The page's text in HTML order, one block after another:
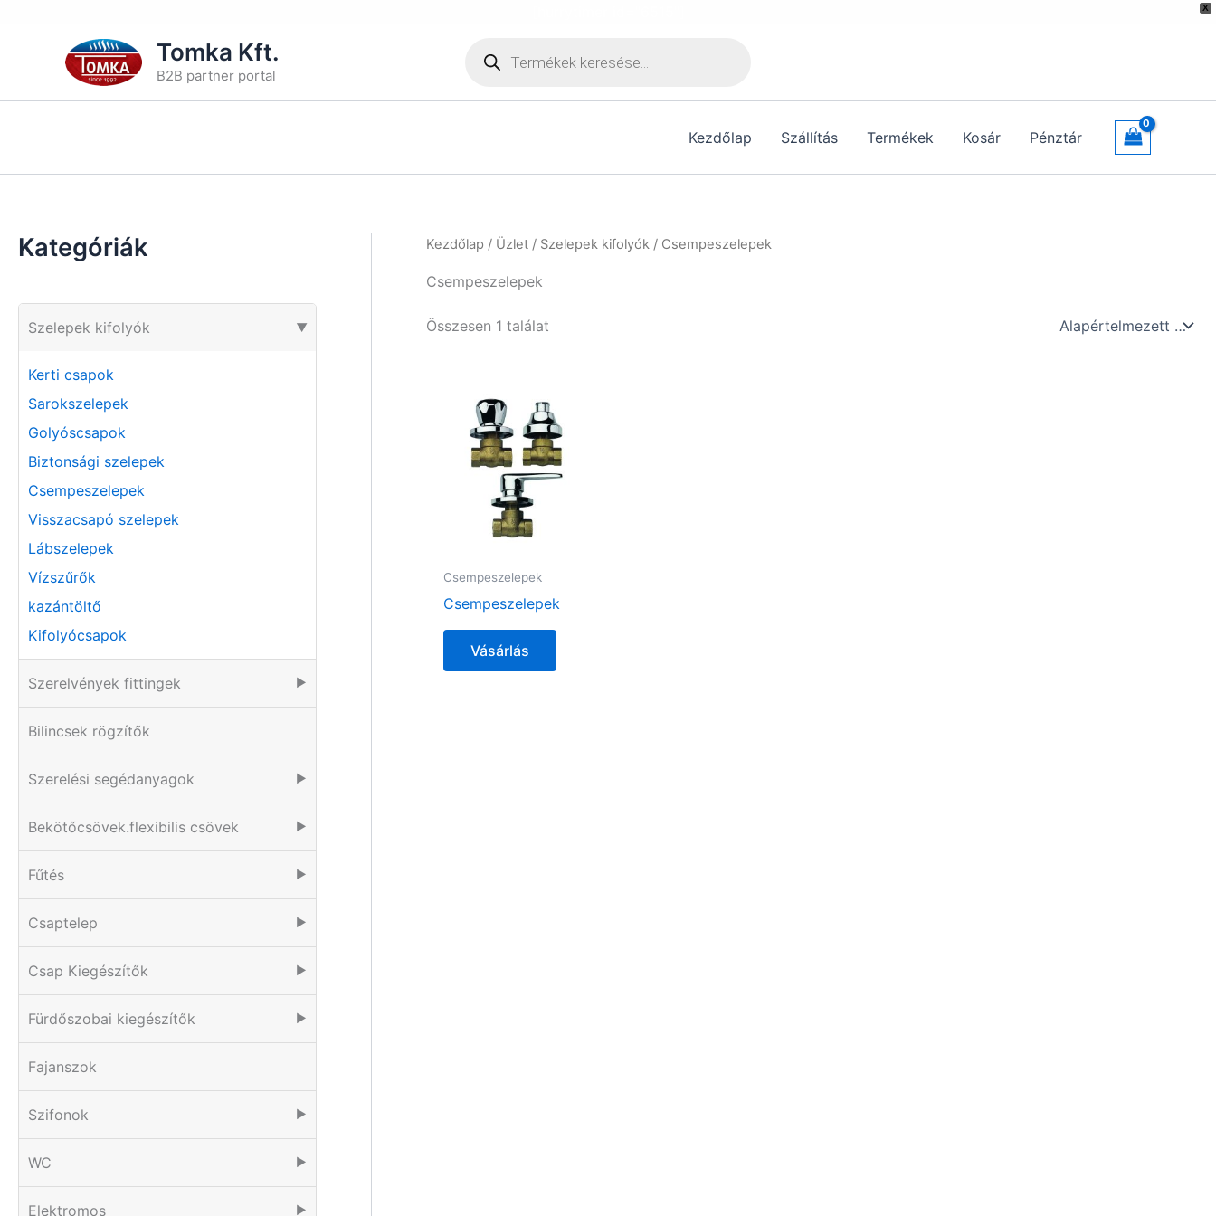
X
Tomka Kft.
B2B partner portal
search
Kezdőlap Szállítás Termékek Kosár Pénztár
Kategóriák
Szelepek kifolyók ▶
Kerti csapok
Sarokszelepek
Golyóscsapok
Biztonsági szelepek
Csempeszelepek
Visszacsapó szelepek
Lábszelepek
Vízszűrők
kazántöltő
Kifolyócsapok
Szerelvények fittingek ▶
Bilincsek rögzítők
Szerelési segédanyagok ▶
Bekötőcsövek.flexibilis csövek ▶
Fűtés ▶
Csaptelep ▶
Csap Kiegészítők ▶
Fürdőszobai kiegészítők ▶
Fajanszok
Szifonok ▶
WC ▶
Elektromos ▶
Kezdőlap / Üzlet / Szelepek kifolyók / Csempeszelepek
Csempeszelepek
Összesen 1 találat
Csempeszelepek
Csempeszelepek
Vásárlás